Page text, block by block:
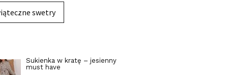
swetry
Sukienka w kratę – jesienny
must have